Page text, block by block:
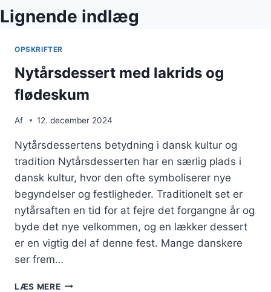
Lignende indlæg
OPSKRIFTER
Nytårsdessert med lakrids og
flødeskum
Af 12. december 2024
Nytårsdessertens betydning i dansk kultur og
tradition Nytårsdesserten har en særlig plads i
dansk kultur, hvor den ofte symboliserer nye
begyndelser og festligheder. Traditionelt set er
nytårsaften en tid for at fejre det forgangne år og
byde det nye velkommen, og en lækker dessert
er en vigtig del af denne fest. Mange danskere
ser frem…
LÆS MERENYTÅRSDESSERT